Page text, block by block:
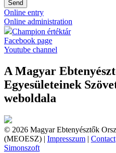
Send
Online entry
Online administration
Champion értéktár
Facebook page
Youtube channel
A Magyar
Egyesületeinek
weboldala
© 2026 Magyar Ebtenyésztők
(MEOESZ) | Impresszum | Contact
Simonszoft